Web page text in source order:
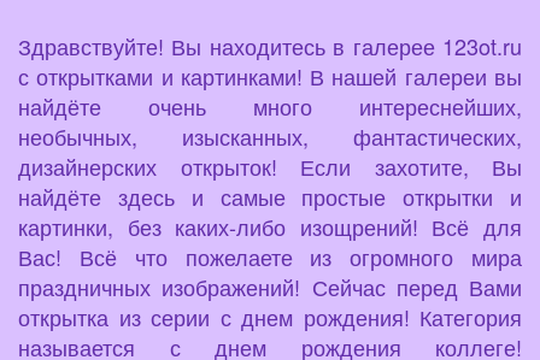
Здравствуйте! Вы находитесь в галерее 123ot.ru
с открытками и картинками! В нашей галереи вы
найдёте очень много интереснейших,
необычных, изысканных, фантастических,
дизайнерских открыток! Если захотите, Вы
найдёте здесь и самые простые открытки и
картинки, без каких-либо изощрений! Всё для
Вас! Всё что пожелаете из огромного мира
праздничных изображений! Сейчас перед Вами
открытка из серии с днем рождения! Категория
называется с днем рождения коллеге!